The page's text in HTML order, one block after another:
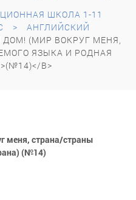
ШКОЛА 1-11
АНГЛИЙСКИЙ
(МИР ВОКРУГ МЕНЯ,
ЯЗЫКА И РОДНАЯ
B>
меня, страна/страны
(№14)